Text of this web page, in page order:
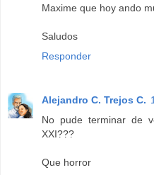
Maxime que hoy ando
Saludos
Responder
Alejandro C. Trejos C.
No pude terminar de
XXI???
Que horror